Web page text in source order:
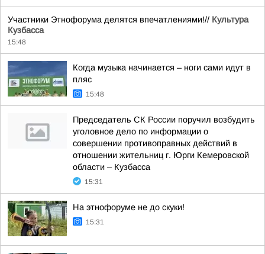
Участники Этнофорума делятся впечатлениями!// Культура
Кузбасса
15:48
Когда музыка начинается – ноги сами идут в
пляс
15:48
Председатель СК России поручил возбудить
уголовное дело по информации о
совершении противоправных действий в
отношении жительниц г. Юрги Кемеровской
области – Кузбасса
15:31
На этнофоруме не до скуки!
15:31